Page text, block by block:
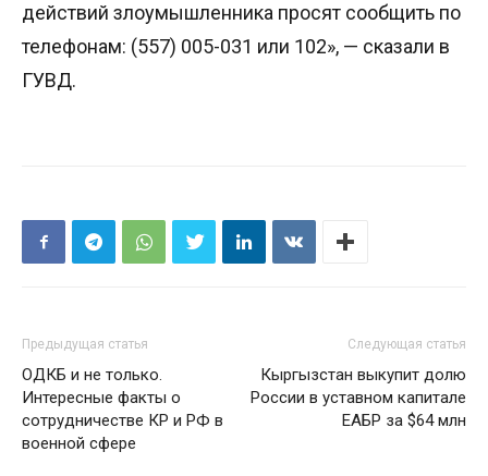
действий злоумышленника просят сообщить по
телефонам: (557) 005-031 или 102», — сказали в
ГУВД.
Предыдущая статья
ОДКБ и не только.
Интересные факты о
сотрудничестве КР и РФ в
военной сфере
Следующая статья
Кыргызстан выкупит долю
России в уставном капитале
ЕАБР за $64 млн